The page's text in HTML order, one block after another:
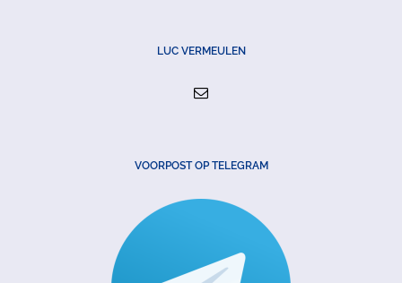
LUC VERMEULEN
VOORPOST OP TELEGRAM